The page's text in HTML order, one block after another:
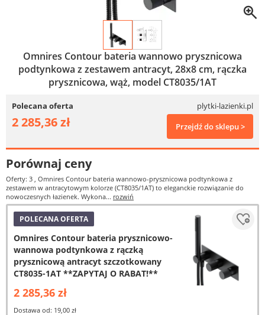
Omnires Contour bateria wannowo prysznicowa
podtynkowa z zestawem antracyt, 28x8 cm, rączka
prysznicowa, wąż, model CT8035/1AT
Polecana oferta plytki-lazienki.pl
2 285,36 zł Przejdź do sklepu >
Porównaj ceny
Oferty: 3 , Omnires Contour bateria wannowo-prysznicowa podtynkowa z
zestawem w antracytowym kolorze (CT8035/1AT) to eleganckie rozwiązanie do
nowoczesnych łazienek. Wykona... rozwiń
POLECANA OFERTA
Omnires Contour bateria prysznicowo-
wannowa podtynkowa z rączką
prysznicową antracyt szczotkowany
CT8035-1AT **ZAPYTAJ O RABAT!**
2 285,36 zł
Dostawa od: 19,00 zł